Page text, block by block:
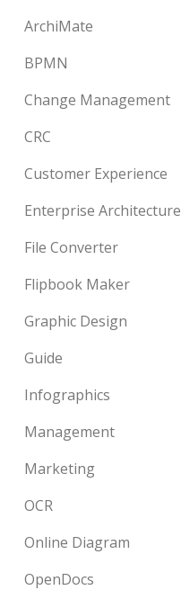
ArchiMate
BPMN
Change Management
CRC
Customer Experience
Enterprise Architecture
File Converter
Flipbook Maker
Graphic Design
Guide
Infographics
Management
Marketing
OCR
Online Diagram
OpenDocs